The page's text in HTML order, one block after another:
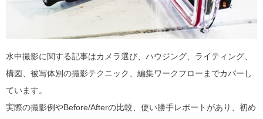
水中撮影に関する記事はカメラ選び、ハウジング、ライティング、
構図、被写体別の撮影テクニック、編集ワークフローまでカバーし
ています。
実際の撮影例やBefore/Afterの比較、使い勝手レポートがあり、初め